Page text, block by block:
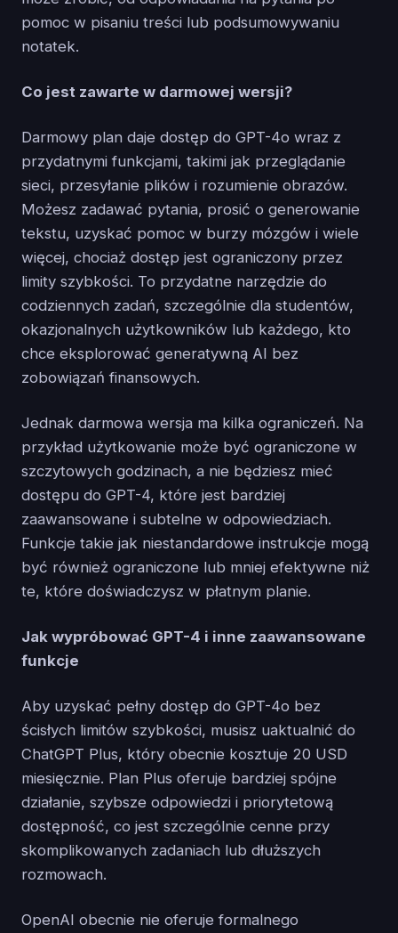
pomoc w pisaniu treści lub podsumowywaniu
notatek.
Co jest zawarte w darmowej wersji?
Darmowy plan daje dostęp do GPT-4o wraz z
przydatnymi funkcjami, takimi jak przeglądanie
sieci, przesyłanie plików i rozumienie obrazów.
Możesz zadawać pytania, prosić o generowanie
tekstu, uzyskać pomoc w burzy mózgów i wiele
więcej, chociaż dostęp jest ograniczony przez
limity szybkości. To przydatne narzędzie do
codziennych zadań, szczególnie dla studentów,
okazjonalnych użytkowników lub każdego, kto
chce eksplorować generatywną AI bez
zobowiązań finansowych.
Jednak darmowa wersja ma kilka ograniczeń. Na
przykład użytkowanie może być ograniczone w
szczytowych godzinach, a nie będziesz mieć
dostępu do GPT-4, które jest bardziej
zaawansowane i subtelne w odpowiedziach.
Funkcje takie jak niestandardowe instrukcje mogą
być również ograniczone lub mniej efektywne niż
te, które doświadczysz w płatnym planie.
Jak wypróbować GPT-4 i inne zaawansowane
funkcje
Aby uzyskać pełny dostęp do GPT-4o bez
ścisłych limitów szybkości, musisz uaktualnić do
ChatGPT Plus, który obecnie kosztuje 20 USD
miesięcznie. Plan Plus oferuje bardziej spójne
działanie, szybsze odpowiedzi i priorytetową
dostępność, co jest szczególnie cenne przy
skomplikowanych zadaniach lub dłuższych
rozmowach.
OpenAI obecnie nie oferuje formalnego